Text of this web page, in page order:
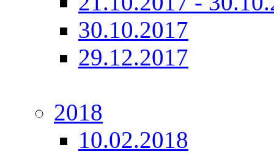
30.10.2017
29.12.2017
2018
10.02.2018